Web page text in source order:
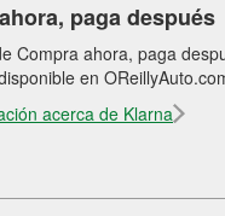
paga después
Compra ahora, paga
en
acerca de Klarna